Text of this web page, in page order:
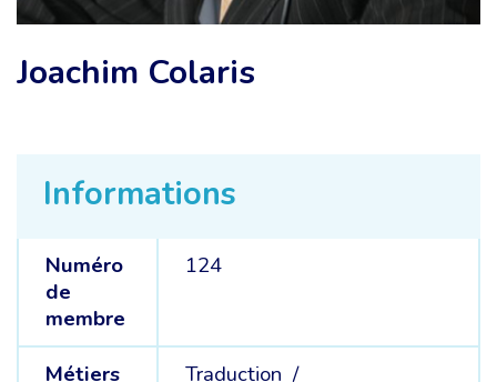
Informations
Numéro
de
membre
124
Métiers
Traduction /
Joachim Colaris